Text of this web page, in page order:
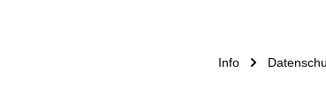
Info